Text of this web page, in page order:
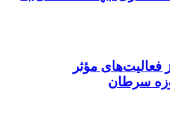
فعالیت‌های مؤثر
سرطان